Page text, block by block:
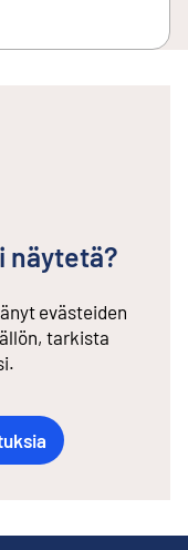
näytetä?
evästeiden
tarkista